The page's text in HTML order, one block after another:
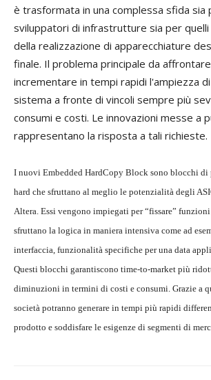
è trasformata in una complessa sfida sia
sviluppatori di infrastrutture sia per quelli
della realizzazione di apparecchiature
finale. Il problema principale da
incrementare in tempi rapidi l'ampiezza
sistema a fronte di vincoli sempre più
consumi e costi. Le innovazioni messe a
rappresentano la risposta a tali richieste.
I nuovi Embedded HardCopy Block sono blocchi
hard che sfruttano al meglio le potenzialità degli
Altera. Essi vengono impiegati per “fissare”
sfruttano la logica in maniera intensiva come ad
interfaccia, funzionalità specifiche per una data
Questi blocchi garantiscono time-to-market più
diminuzioni in termini di costi e consumi. Grazie a
società potranno generare in tempi più rapidi
prodotto e soddisfare le esigenze di segmenti di